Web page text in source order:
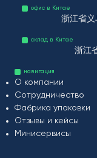
офис в Китае
浙江省义
склад в Китае
浙江
навигация
О компании
Сотрудничество
Фабрика упаковки
Отзывы и кейсы
Минисервисы